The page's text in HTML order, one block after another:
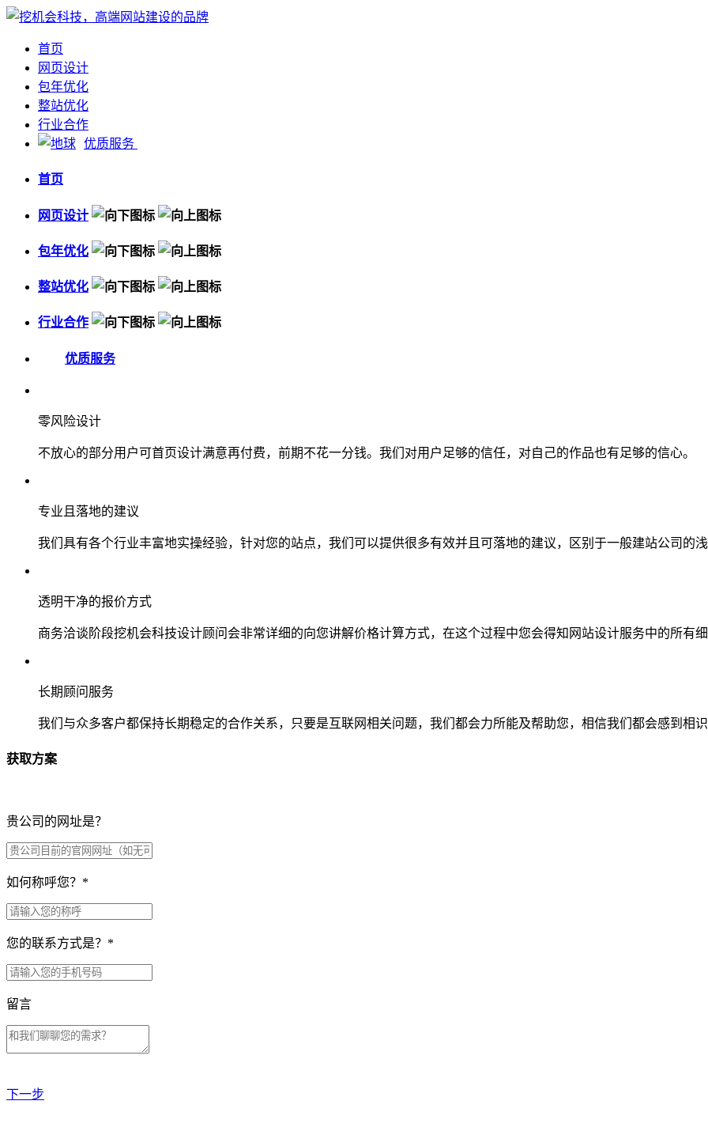
首页
网页设计
包年优化
整站优化
行业合作
优质服务
首页
网页设计
包年优化
整站优化
行业合作
优质服务
零风险设计
不放心的部分用户可首页设计满意再付费，前期不花一分钱。我们对用户足够的信任，对自己的作品也有足够的信心。
专业且落地的建议
我们具有各个行业丰富地实操经验，针对您的站点，我们可以提供很多有效并且可落地的建议，区别于一般建站公司的
透明干净的报价方式
商务洽谈阶段挖机会科技设计顾问会非常详细的向您讲解价格计算方式，在这个过程中您会得知网站设计服务中的所有
长期顾问服务
我们与众多客户都保持长期稳定的合作关系，只要是互联网相关问题，我们都会力所能及帮助您，相信我们都会感到相
获取方案
贵公司的网址是？
如何称呼您？ *
您的联系方式是？ *
留言
下一步